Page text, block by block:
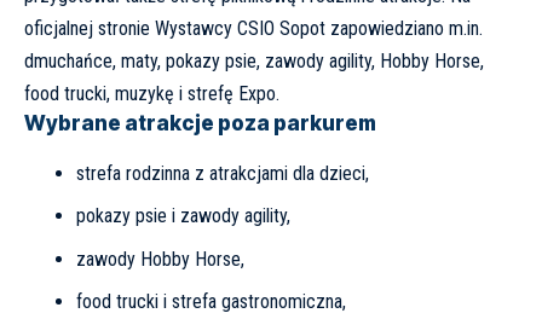
oficjalnej stronie Wystawcy CSIO Sopot zapowiedziano m.in.
dmuchańce, maty, pokazy psie, zawody agility, Hobby Horse,
food trucki, muzykę i strefę Expo.
Wybrane atrakcje poza parkurem
strefa rodzinna z atrakcjami dla dzieci,
pokazy psie i zawody agility,
zawody Hobby Horse,
food trucki i strefa gastronomiczna,